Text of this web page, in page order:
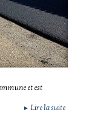
et est
► Lire la suite